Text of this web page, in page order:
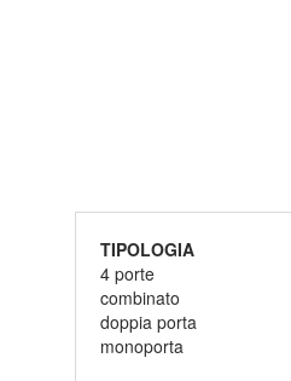
TIPOLOGIA
4 porte
combinato
doppia porta
monoporta